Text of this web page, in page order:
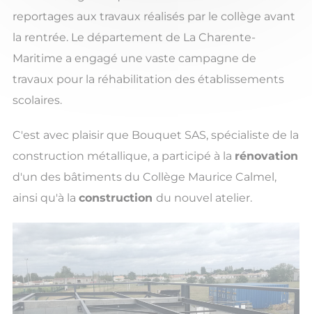
reportages aux travaux réalisés par le collège avant
la rentrée. Le département de La Charente-
Maritime a engagé une vaste campagne de
travaux pour la réhabilitation des établissements
scolaires.
C'est avec plaisir que Bouquet SAS, spécialiste de la
construction métallique, a participé à la rénovation
d'un des bâtiments du Collège Maurice Calmel,
ainsi qu'à la construction du nouvel atelier.